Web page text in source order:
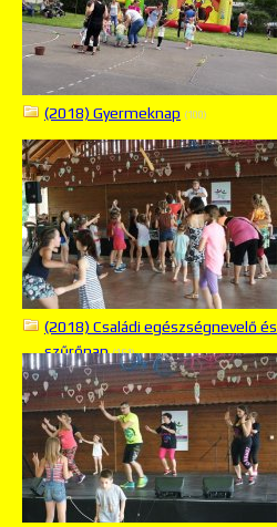
(2018) Gyermeknap (100)
(2018) Családi egészségnevelő és
szűrőnap (161)